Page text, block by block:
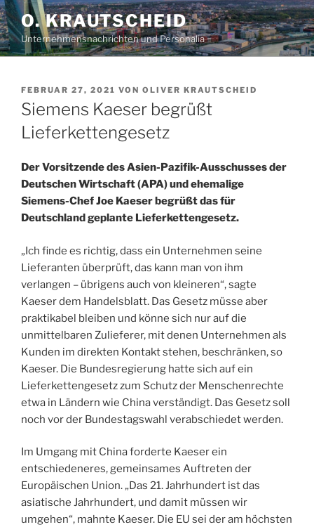
Zum
Inhalt
springen
O. KRAUTSCHEID
Unternehmensnachrichten und Personalia
VERÖFFENTLICHT
AM
FEBRUAR 27, 2021 VON OLIVER KRAUTSCHEID
Siemens Kaeser begrüßt
Lieferkettengesetz
Der Vorsitzende des Asien-Pazifik-Ausschusses der
Deutschen Wirtschaft (APA) und ehemalige
Siemens-Chef Joe Kaeser begrüßt das für
Deutschland geplante Lieferkettengesetz.
„Ich finde es richtig, dass ein Unternehmen seine
Lieferanten überprüft, das kann man von ihm
verlangen – übrigens auch von kleineren“, sagte
Kaeser dem Handelsblatt. Das Gesetz müsse aber
praktikabel bleiben und könne sich nur auf die
unmittelbaren Zulieferer, mit denen Unternehmen als
Kunden im direkten Kontakt stehen, beschränken, so
Kaeser. Die Bundesregierung hatte sich auf ein
Lieferkettengesetz zum Schutz der Menschenrechte
etwa in Ländern wie China verständigt. Das Gesetz soll
noch vor der Bundestagswahl verabschiedet werden.
Im Umgang mit China forderte Kaeser ein
entschiedeneres, gemeinsames Auftreten der
Europäischen Union. „Das 21. Jahrhundert ist das
asiatische Jahrhundert, und damit müssen wir
umgehen“, mahnte Kaeser. Die EU sei der am höchsten